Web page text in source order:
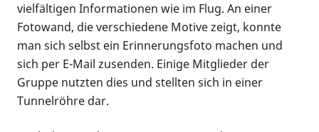
vielfältigen Informationen wie im Flug. An einer
Fotowand, die verschiedene Motive zeigt, konnte
man sich selbst ein Erinnerungsfoto machen und
sich per E-Mail zusenden. Einige Mitglieder der
Gruppe nutzten dies und stellten sich in einer
Tunnelröhre dar.